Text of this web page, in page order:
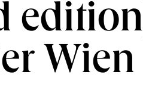
edition]
Wien